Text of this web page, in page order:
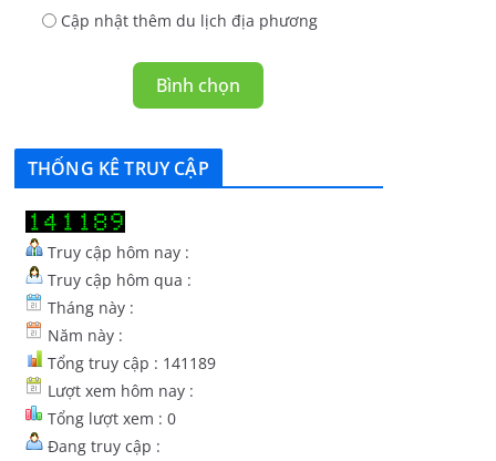
Cập nhật thêm du lịch địa phương
Bình chọn
THỐNG KÊ TRUY CẬP
Truy cập hôm nay :
Truy cập hôm qua :
Tháng này :
Năm này :
Tổng truy cập : 141189
Lượt xem hôm nay :
Tổng lượt xem : 0
Đang truy cập :